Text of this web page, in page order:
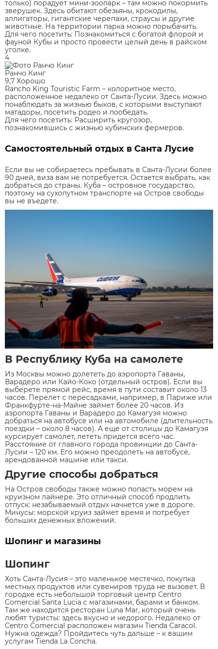
только) порадует мини-зоопарк – там можно покормить
зверушек. Здесь обитают обезьяны, крокодилы,
аллигаторы, гигантские черепахи, страусы и другие
животные. На территории парка можно порыбачить.
Для чего посетить: Познакомиться с богатой флорой и
фауной Кубы и просто провести целый день в райском
уголке.
4
Ранчо Кинг
9,7 Хорошо
Rancho King Touristic Farm – колоритное место,
расположенное недалеко от Санта-Лусии. Здесь можно
понаблюдать за жизнью быков, с которыми выступают
матадоры, посетить родео и пообедать.
Для чего посетить: Расширить кругозор,
познакомившись с жизнью кубинских фермеров.
Самостоятельный отдых в Санта Лусие
Если вы не собираетесь пребывать в Санта-Лусии более
90 дней, виза вам не потребуется. Остается выбрать, как
добраться до страны. Куба – островное государство,
поэтому на сухопутном транспорте на Остров свободы
вы не въедете.
В Республику Куба на самолете
Из Москвы можно долететь до аэропорта Гаваны,
Варадеро или Кайо-Коко (отдельный остров). Если вы
выберете прямой рейс, время в пути составит около 13
часов. Перелет с пересадками, например, в Париже или
Франкфурте-на-Майне займет более 20 часов. Из
аэропорта Гаваны и Варадеро до Камагуэя можно
добраться на автобусе или на автомобиле (длительность
поездки – около 8 часов). А еще от столицы до Камагуэя
курсирует самолет, лететь придется всего час.
Расстояние от главного города провинции до Санта-
Лусии – 120 км. Его можно преодолеть на автобусе,
арендованной машине или такси.
Другие способы добраться
На Остров свободы также можно попасть морем на
круизном лайнере. Это отличный способ продлить
отпуск: незабываемый отдых начнется уже в дороге.
Минусы: морской круиз займет время и потребует
больших денежных вложений.
Шопинг и магазины
Шопинг
Хоть Санта-Лусия – это маленькое местечко, покупка
местных продуктов или сувениров труда не вызовет. В
городке есть небольшой торговый центр Centro
Comercial Santa Lucia с магазинами, барами и банком.
Там же находится ресторан Luna Mar, который очень
любят туристы: здесь вкусно и недорого. Недалеко от
Centro Comercial расположен магазин Tienda Caracol.
Нужна одежда? Пройдитесь чуть дальше – к вашим
услугам Tienda La Concha.